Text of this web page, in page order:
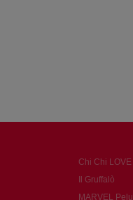
Chi Chi LOVE
Il Gruffalò
MARVEL